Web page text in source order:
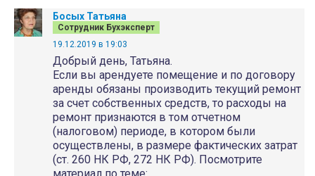
Босых Татьяна
Сотрудник Бухэксперт
19.12.2019 в 19:03
Добрый день, Татьяна.
Если вы арендуете помещение и по договору
аренды обязаны производить текущий ремонт
за счет собственных средств, то расходы на
ремонт признаются в том отчетном
(налоговом) периоде, в котором были
осуществлены, в размере фактических затрат
(ст. 260 НК РФ, 272 НК РФ). Посмотрите